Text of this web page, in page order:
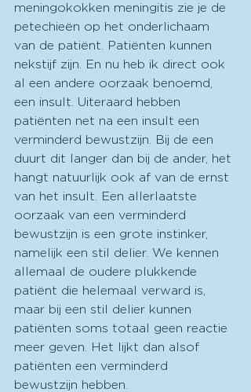
meningokokken meningitis zie je de
petechieën op het onderlichaam
van de patiënt. Patiënten kunnen
nekstijf zijn. En nu heb ik direct ook
al een andere oorzaak benoemd,
een insult. Uiteraard hebben
patiënten net na een insult een
verminderd bewustzijn. Bij de een
duurt dit langer dan bij de ander, het
hangt natuurlijk ook af van de ernst
van het insult. Een allerlaatste
oorzaak van een verminderd
bewustzijn is een grote instinker,
namelijk een stil delier. We kennen
allemaal de oudere plukkende
patiënt die helemaal verward is,
maar bij een stil delier kunnen
patiënten soms totaal geen reactie
meer geven. Het lijkt dan alsof
patiënten een verminderd
bewustzijn hebben.